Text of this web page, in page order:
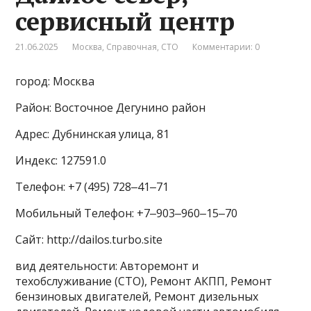
сервисный центр
21.06.2025 Москва, Справочная, СТО Комментарии: 0
город: Москва
Район: Восточное Дегунино район
Адрес: Дубнинская улица, 81
Индекс: 127591.0
Телефон: +7 (495) 728‒41‒71
Мобильный Телефон: +7‒903‒960‒15‒70
Сайт: http://dailos.turbo.site
вид деятельности: Авторемонт и
техобслуживание (СТО), Ремонт АКПП, Ремонт
бензиновых двигателей, Ремонт дизельных